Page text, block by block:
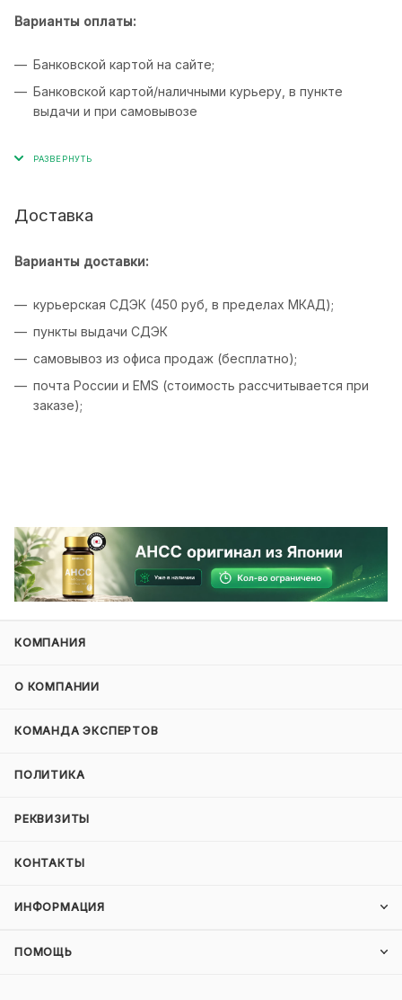
Варианты оплаты:
Банковской картой на сайте;
Банковской картой/наличными курьеру, в пункте
выдачи и при самовывозе
Доставка
Варианты доставки:
курьерская СДЭК (450 руб, в пределах МКАД);
пункты выдачи СДЭК
самовывоз из офиса продаж (бесплатно);
почта России и EMS (стоимость рассчитывается при
заказе);
КОМПАНИЯ
О КОМПАНИИ
КОМАНДА ЭКСПЕРТОВ
ПОЛИТИКА
РЕКВИЗИТЫ
КОНТАКТЫ
ИНФОРМАЦИЯ
ПОМОЩЬ